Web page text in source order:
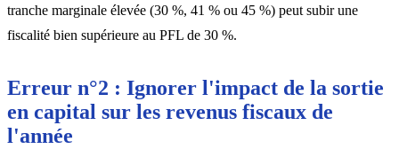
tranche marginale élevée (30 %, 41 % ou 45 %) peut subir une
fiscalité bien supérieure au PFL de 30 %.
Erreur n°2 : Ignorer l'impact de la sortie
en capital sur les revenus fiscaux de
l'année